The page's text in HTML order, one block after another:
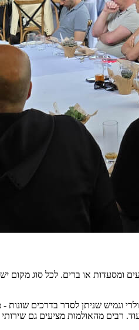
ומסעדות או ברים. לכל סוג מקום
וגמיש שניתן לסדר בדרכים שונות
רבים מהאולמות מציעים גם